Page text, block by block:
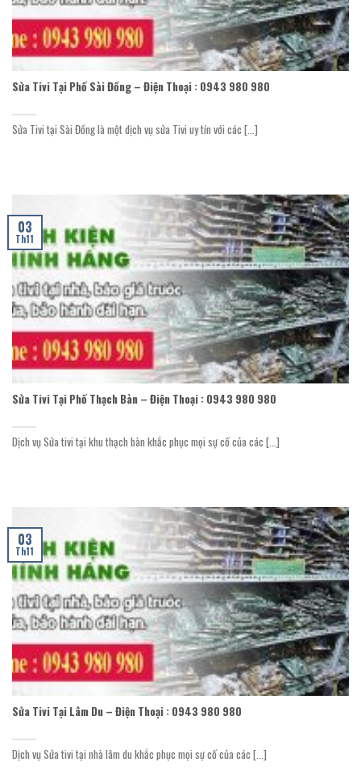
Sửa Tivi Tại Phố Sài Đồng – Điện Thoại : 0943 980 980
Sửa Tivi tại Sài Đồng là một dịch vụ sửa Tivi uy tín với các [...]
Sửa Tivi Tại Phố Thạch Bàn – Điện Thoại : 0943 980 980
Dịch vụ Sửa tivi tại khu thạch bàn khắc phục mọi sự cố của các [...]
03
Th11
Sửa Tivi Tại Lâm Du – Điện Thoại : 0943 980 980
Dịch vụ Sửa tivi tại nhà lâm du khắc phục mọi sự cố của các [...]
03
Th11